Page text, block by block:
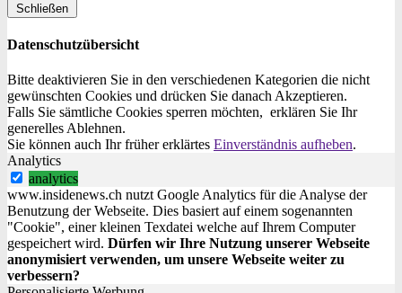
Schließen
Datenschutzübersicht
Bitte deaktivieren Sie in den verschiedenen Kategorien die nicht
gewünschten Cookies und drücken Sie danach Akzeptieren.
Falls Sie sämtliche Cookies sperren möchten, erklären Sie Ihr
generelles Ablehnen.
Sie können auch Ihr früher erklärtes Einverständnis aufheben.
Analytics
analytics
www.insidenews.ch nutzt Google Analytics für die Analyse der
Benutzung der Webseite. Dies basiert auf einem sogenannten
"Cookie", einer kleinen Texdatei welche auf Ihrem Computer
gespeichert wird. Dürfen wir Ihre Nutzung unserer Webseite
anonymisiert verwenden, um unsere Webseite weiter zu
verbessern?